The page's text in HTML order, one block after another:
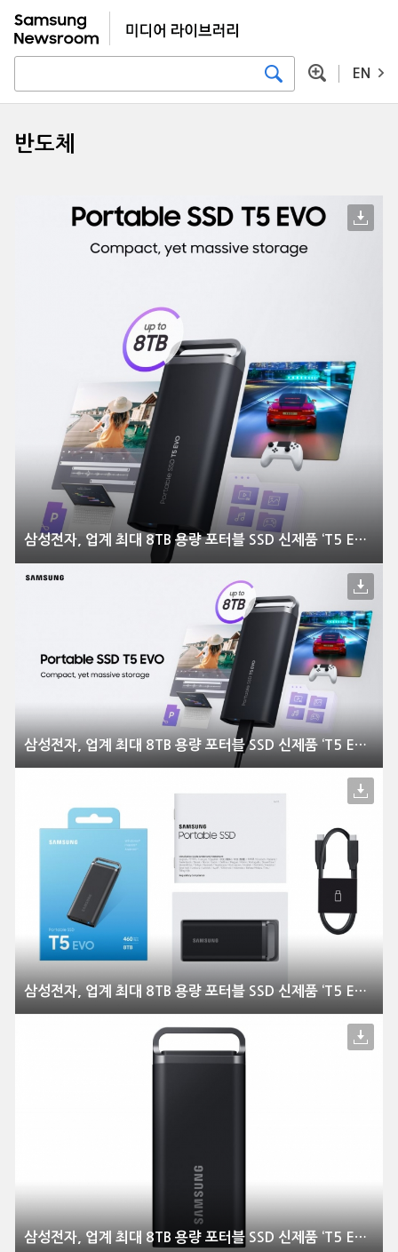
EN
반도체
삼성전자, 업계 최대 8TB 용량 포터블 SSD 신제품 ‘T5 EVO’ 출시
삼성전자, 업계 최대 8TB 용량 포터블 SSD 신제품 ‘T5 EVO’ 출시
삼성전자, 업계 최대 8TB 용량 포터블 SSD 신제품 ‘T5 EVO’ 출시
삼성전자, 업계 최대 8TB 용량 포터블 SSD 신제품 ‘T5 EVO’ 출시